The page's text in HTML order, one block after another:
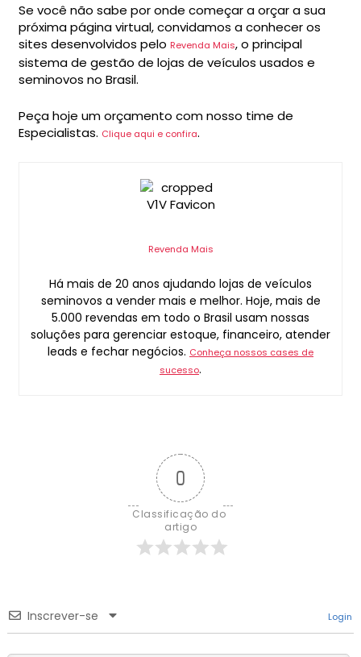
Se você não sabe por onde começar a orçar a sua
próxima página virtual, convidamos a conhecer os
sites desenvolvidos pelo Revenda Mais, o principal
sistema de gestão de lojas de veículos usados e
seminovos no Brasil.
Peça hoje um orçamento com nosso time de
Especialistas. Clique aqui e confira.
Revenda Mais
Há mais de 20 anos ajudando lojas de veículos
seminovos a vender mais e melhor. Hoje, mais de
5.000 revendas em todo o Brasil usam nossas
soluções para gerenciar estoque, financeiro, atender
leads e fechar negócios. Conheça nossos cases de
sucesso.
0
Classificação do
artigo
Inscrever-se Login